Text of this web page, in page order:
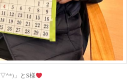
」とS様